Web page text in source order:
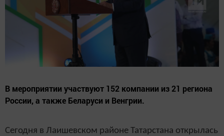
В мероприятии участвуют 152 компании из 21 региона
России, а также Беларуси и Венгрии.
Сегодня в Лаишевском районе Татарстана открылась